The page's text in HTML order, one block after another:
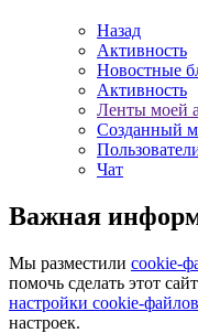
Назад
Активность
Новостные
Активность
Ленты моей
Созданный
Чат
Важная
Мы разместили cookie-
помочь сделать этот
настройки cookie-файлов
настроек.